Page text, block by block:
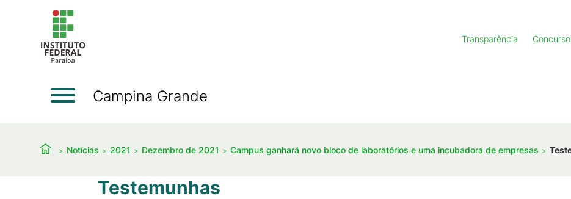
Transparência
Campina Grande
Notícias 2021 Dezembro de 2021 Campus ganhará novo bloco de laboratórios e uma incubadora de empresas
Testemunhas